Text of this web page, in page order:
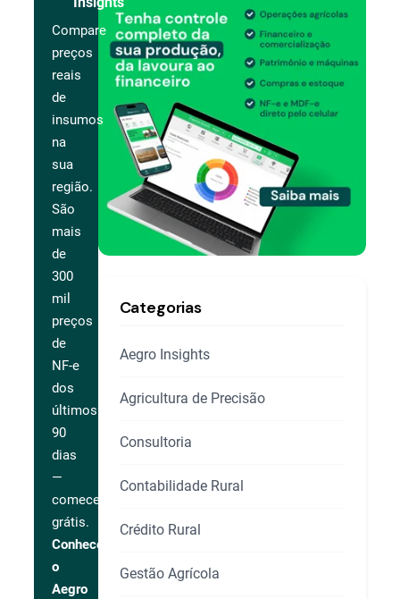
Compare
preços
reais
de
insumos
na
sua
região.
São
mais
de
300
mil
preços
de
NF-e
dos
últimos
90
dias
—
comece
grátis.
Conhecer
o
Aegro
Categorias
Aegro Insights
Agricultura de Precisão
Consultoria
Contabilidade Rural
Crédito Rural
Gestão Agrícola